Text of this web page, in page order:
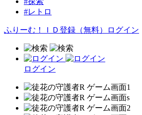
#レトロ
ふりーむ！ＩＤ登録（無料） ログイン
ログイン